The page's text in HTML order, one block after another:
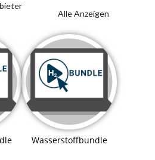
Alle Anzeigen
Wasserstoffbundle